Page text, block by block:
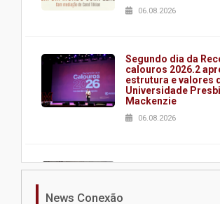
06.08.2026
Segundo dia da
calouros 2026.2
estrutura e valores
Universidade
Mackenzie
06.08.2026
Nova apresentação
News Conexão